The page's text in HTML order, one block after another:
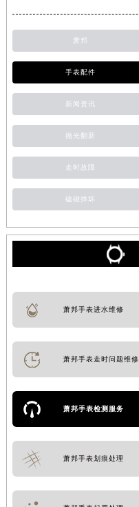
萧邦
手表配件
新闻资讯
抛光翻新
走时故障
磕碰摔坏
萧邦手表进水维修
萧邦手表走时问题维修
萧邦手表检测服务
萧邦手表划痕处理